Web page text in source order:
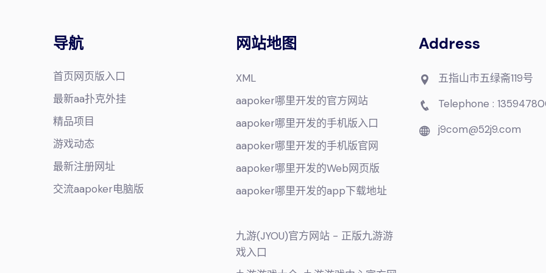
导航
首页网页版入口
最新aa扑克外挂
精品项目
游戏动态
最新注册网址
交流aapoker电脑版
网站地图
XML
aapoker哪里开发的官方网站
aapoker哪里开发的手机版入口
aapoker哪里开发的手机版官网
aapoker哪里开发的Web网页版
aapoker哪里开发的app下载地址
九游(JYOU)官方网站 - 正版九游游
戏入口
Address
五指山市五绿斋119号
Telephone :
j9com@52j9.com